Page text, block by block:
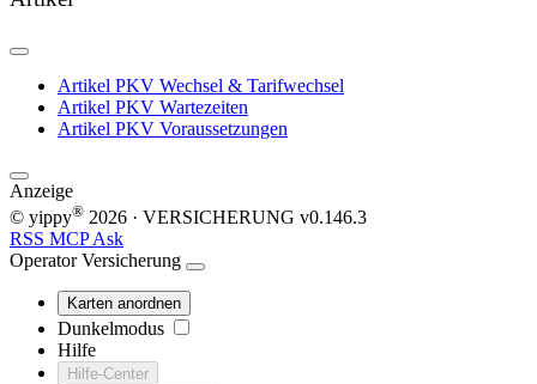
Artikel PKV Wechsel & Tarifwechsel
Artikel PKV Wartezeiten
Artikel PKV Voraussetzungen
Anzeige
© yippy® 2026 · VERSICHERUNG v0.146.3
RSS MCPAsk
Operator Versicherung
Karten anordnen
Dunkelmodus
Hilfe
Hilfe-Center